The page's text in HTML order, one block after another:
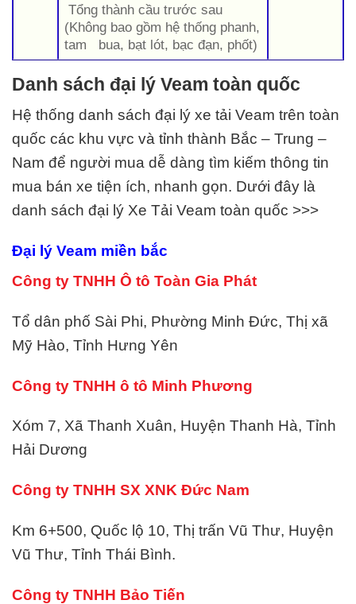
Tổng thành cầu trước sau
(Không bao gồm hệ thống phanh,
tam bua, bạt lót, bạc đạn, phốt)
Danh sách đại lý Veam toàn quốc
Hệ thống danh sách đại lý xe tải Veam trên toàn
quốc các khu vực và tỉnh thành Bắc – Trung –
Nam để người mua dễ dàng tìm kiếm thông tin
mua bán xe tiện ích, nhanh gọn. Dưới đây là
danh sách đại lý Xe Tải Veam toàn quốc >>>
Đại lý Veam miền bắc
Công ty TNHH Ô tô Toàn Gia Phát
Tổ dân phố Sài Phi, Phường Minh Đức, Thị xã
Mỹ Hào, Tỉnh Hưng Yên
Công ty TNHH ô tô Minh Phương
Xóm 7, Xã Thanh Xuân, Huyện Thanh Hà, Tỉnh
Hải Dương
Công ty TNHH SX XNK Đức Nam
Km 6+500, Quốc lộ 10, Thị trấn Vũ Thư, Huyện
Vũ Thư, Tỉnh Thái Bình.
Công ty TNHH Bảo Tiến